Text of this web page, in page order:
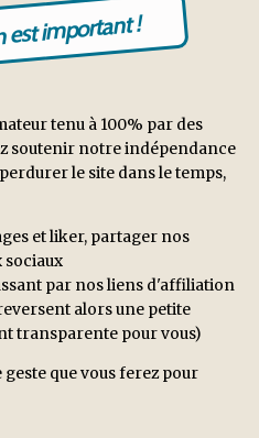
important !
tenu à 100% par des
soutenir notre indépendance
le site dans le temps,
et liker, partager nos
sociaux
par nos liens d'affiliation
alors une petite
transparente pour vous)
que vous ferez pour